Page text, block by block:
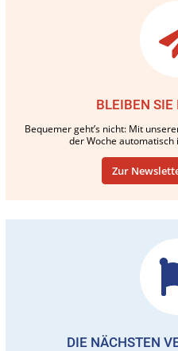
BLEIBEN
Bequemer geht’s nicht: Mit
der Woche automatisch
Zur
DIE NÄCHSTEN